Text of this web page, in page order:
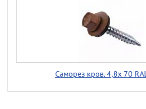
Саморез кров. 4,8х 70